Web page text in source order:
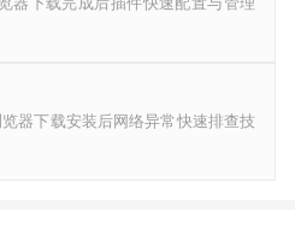
览器下载安装后网络异常快速排查技